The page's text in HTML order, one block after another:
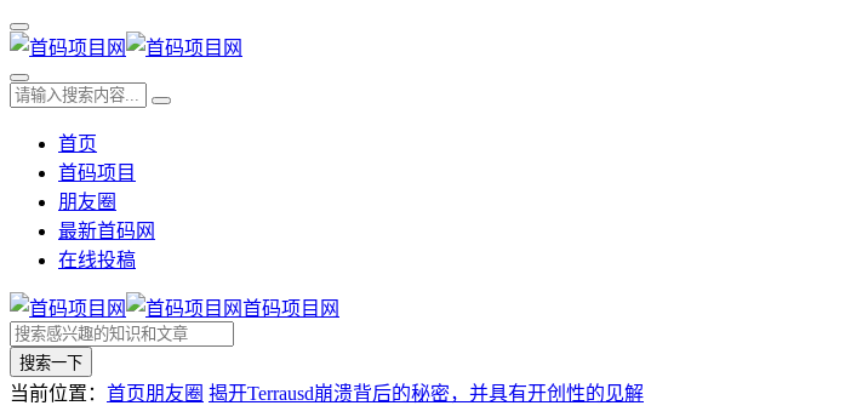
首页
首码项目
朋友圈
最新首码网
在线投稿
首码项目网
搜索一下
当前位置： 首页朋友圈 揭开Terrausd崩溃背后的秘密，并具有开创性的见解